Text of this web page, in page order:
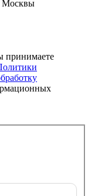
Москвы
принимаете